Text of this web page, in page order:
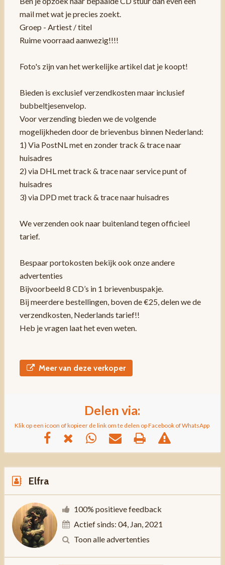
mail met wat je precies zoekt.
Groep - Artiest / titel
Ruime voorraad aanwezig!!!!
Foto's zijn van het werkelijke artikel dat je koopt!
Bieden is exclusief verzendkosten maar inclusief
bubbeltjesenvelop.
Voor verzending bieden we de volgende
mogelijkheden door de brievenbus binnen Nederland:
1) Via PostNL met en zonder track & trace naar
huisadres
2) via DHL met track & trace naar service punt of
huisadres
3) via DPD met track & trace naar huisadres
We verzenden ook naar buitenland tegen officieel
tarief.
Bespaar portokosten bekijk ook onze andere
advertenties
Bijvoorbeeld 8 CD’s in 1 brievenbuspakje.
Bij meerdere bestellingen, boven de €25, delen we de
verzendkosten, Nederlands tarief!!
Heb je vragen laat het even weten.
Meer van deze verkoper
Delen via:
Klik op een icoon of kopieer de link om te delen op Facebook of WhatsApp
Elfra
100% positieve feedback
Actief sinds: 04, Jan, 2021
Toon alle advertenties